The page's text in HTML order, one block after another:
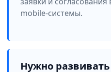
mobile-системы.
Нужно